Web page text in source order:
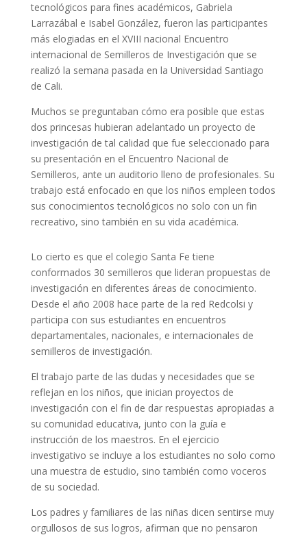
tecnológicos para fines académicos, Gabriela
Larrazábal e Isabel González, fueron las participantes
más elogiadas en el XVIII nacional Encuentro
internacional de Semilleros de Investigación que se
realizó la semana pasada en la Universidad Santiago
de Cali.
Muchos se preguntaban cómo era posible que estas
dos princesas hubieran adelantado un proyecto de
investigación de tal calidad que fue seleccionado para
su presentación en el Encuentro Nacional de
Semilleros, ante un auditorio lleno de profesionales. Su
trabajo está enfocado en que los niños empleen todos
sus conocimientos tecnológicos no solo con un fin
recreativo, sino también en su vida académica.
Lo cierto es que el colegio Santa Fe tiene
conformados 30 semilleros que lideran propuestas de
investigación en diferentes áreas de conocimiento.
Desde el año 2008 hace parte de la red Redcolsi y
participa con sus estudiantes en encuentros
departamentales, nacionales, e internacionales de
semilleros de investigación.
El trabajo parte de las dudas y necesidades que se
reflejan en los niños, que inician proyectos de
investigación con el fin de dar respuestas apropiadas a
su comunidad educativa, junto con la guía e
instrucción de los maestros. En el ejercicio
investigativo se incluye a los estudiantes no solo como
una muestra de estudio, sino también como voceros
de su sociedad.
Los padres y familiares de las niñas dicen sentirse muy
orgullosos de sus logros, afirman que no pensaron